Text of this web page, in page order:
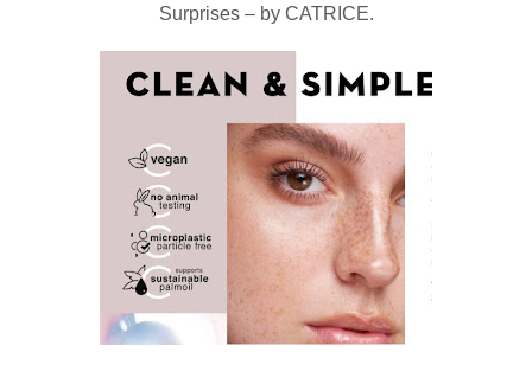
Surprises – by CATRICE.